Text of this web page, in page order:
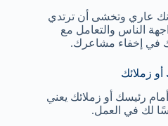
عاري وتخشى أن ترتدي
الناس والتعامل مع
في إخفاء مشاعرك.
زملائك
رئيسك أو زملائك يعني
لك في العمل.